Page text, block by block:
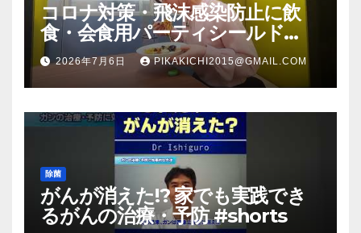
コロナ対策・飛沫感染防止に飲
食・会食用パーティシールド
（マスク会食代替品）ＦＢＣ福井
放送のＴＶ番組での紹介映像
2026年7月6日 PIKAKICHI2015@GMAIL.COM
除菌
がんが消えた!? 家でも実践でき
るがんの治療・予防 #shorts